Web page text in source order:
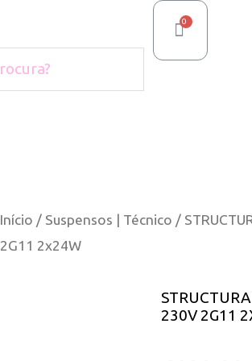
Início / Suspensos | Técnico /
2G11 2x24W
230V 2G11